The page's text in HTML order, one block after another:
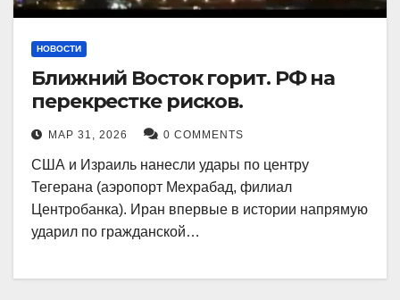
НОВОСТИ
Ближний Восток горит. РФ на
перекрестке рисков.
МАР 31, 2026 0 COMMENTS
США и Израиль нанесли удары по центру
Тегерана (аэропорт Мехрабад, филиал
Центробанка). Иран впервые в истории напрямую
ударил по гражданской…